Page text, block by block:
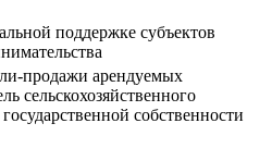
поддержке субъектов
продажи арендуемых
сельскохозяйственного
собственности